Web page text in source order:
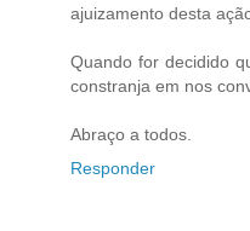
ajuizamento desta
Quando for decidido
constranja em nos
Abraço a todos.
Responder